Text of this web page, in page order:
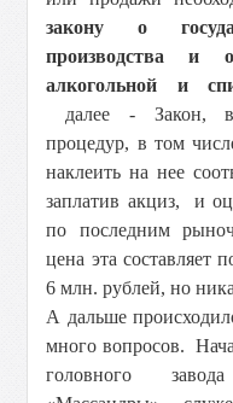
закону о
производства и
алкогольной и
далее - Закон,
процедур, в том
наклеить на нее
заплатив акциз, и
по последним
цена эта составляет
6 млн. рублей, но
А дальше
много вопросов.
головного